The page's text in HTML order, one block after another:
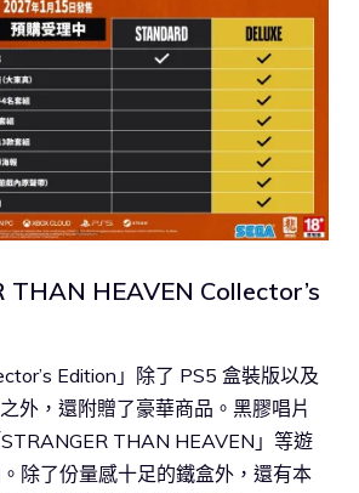
THAN HEAVEN Collector’s
Edition」除了 PS5 盒裝版以及
外，還附贈了豪華商品。黑膠唱片
THAN HEAVEN」等遊
除了份量感十足的鐵盒外，還有本